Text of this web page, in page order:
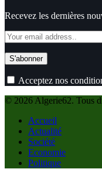
Recevez les dernières
Acceptez nos
© 2026 Algerie62. Tous
Accueil
Actualité
Société
Economie
Politique